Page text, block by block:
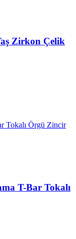
Zirkon Çelik
T-Bar Tokalı